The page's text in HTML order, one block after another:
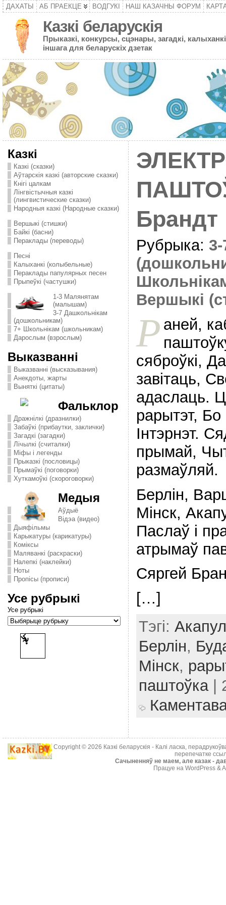
ДАХАТЫ АБ ПРАЕКЦЕ ВОДГУКІ НАШ КАЗАЧНЫ ФОРУМ
Казкі беларускія
Прыказкі, конкурсы, сцэнары, загадкі,
іншага для беларускіх дзетак
Казкі
Казкі (сказки)
Аўтарскія казкі (авторские сказки)
Кнігі цалкам
Лінгвістычныя казкі
(лингвистические сказки)
Народныя казкі (Народные сказки)
Вершыкі (стишки)
Байкі (басни)
Пераклады (переводы)
Песні
Калыханкі (колыбельные)
Пераклады папулярных песен
Прыпеўкі (частушки)
1-3 Малянятам
(малышам)
3-7 Дашкольнікам
(дошкольникам)
7+ Школьнікам (школьникам)
Дарослым (взрослым)
Выказванні
Выказванні (высказывания)
Анекдоты, жарты
Выняткі (цитаты)
Фальклор
Дражнілкі (дразнилки)
Забаўкі (прибаутки, заклички)
Загадкі (загадки)
Лічылкі (считалки)
Міфы і легенды
Прыказкі (пословицы)
Прымаўкі (поговорки)
Хуткамоўкі (скороговорки)
Медыя
Аўдыё
Відэа (видео)
Дыяфільмы
Карыкатуры (карикатуры)
Комiксы
Маляванкі (раскраски)
Налепкі (наклейки)
Ноты
Пропісы (прописи)
Усе рубрыкі
Усе рубрыкі
Брандт
Рубрыка:
Вершыкі
Р аней,
сяброўкi,
завiтаць,
адаслаць.
рарытэт,
Iнтэрнэт.
прымай,
размаўляй.
Берлiн,
Мiнск,
Паслаў i
атрымаў
Сяргей
[…]
Тэгі:
Берлiн,
Мінск,
паштоўка|
Copyright © 2026 Казкі беларускія - Калі ласка,
перепечатке
Cачыненняў не маем, але казак -
Працуе на WordPress &